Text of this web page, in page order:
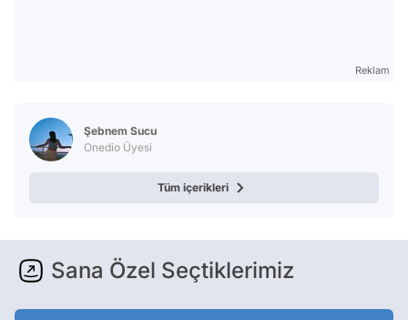
Reklam
Şebnem Sucu
Onedio Üyesi
Tüm içerikleri
Sana Özel Seçtiklerimiz